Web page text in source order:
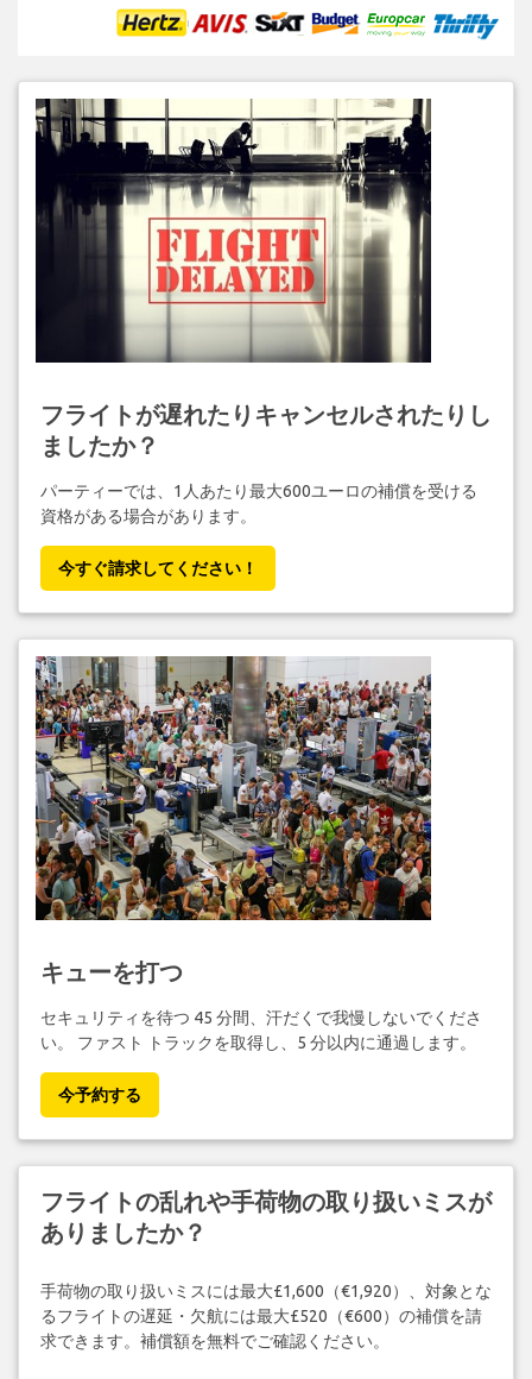
フライトが遅れたりキャンセルされたりし
ましたか？
パーティーでは、1人あたり最大600ユーロの補償を受ける
資格がある場合があります。
今すぐ請求してください！
キューを打つ
セキュリティを待つ 45 分間、汗だくで我慢しないでくださ
い。 ファスト トラックを取得し、5 分以内に通過します。
今予約する
フライトの乱れや手荷物の取り扱いミスが
ありましたか？
手荷物の取り扱いミスには最大£1,600（€1,920）、対象とな
るフライトの遅延・欠航には最大£520（€600）の補償を請
求できます。補償額を無料でご確認ください。